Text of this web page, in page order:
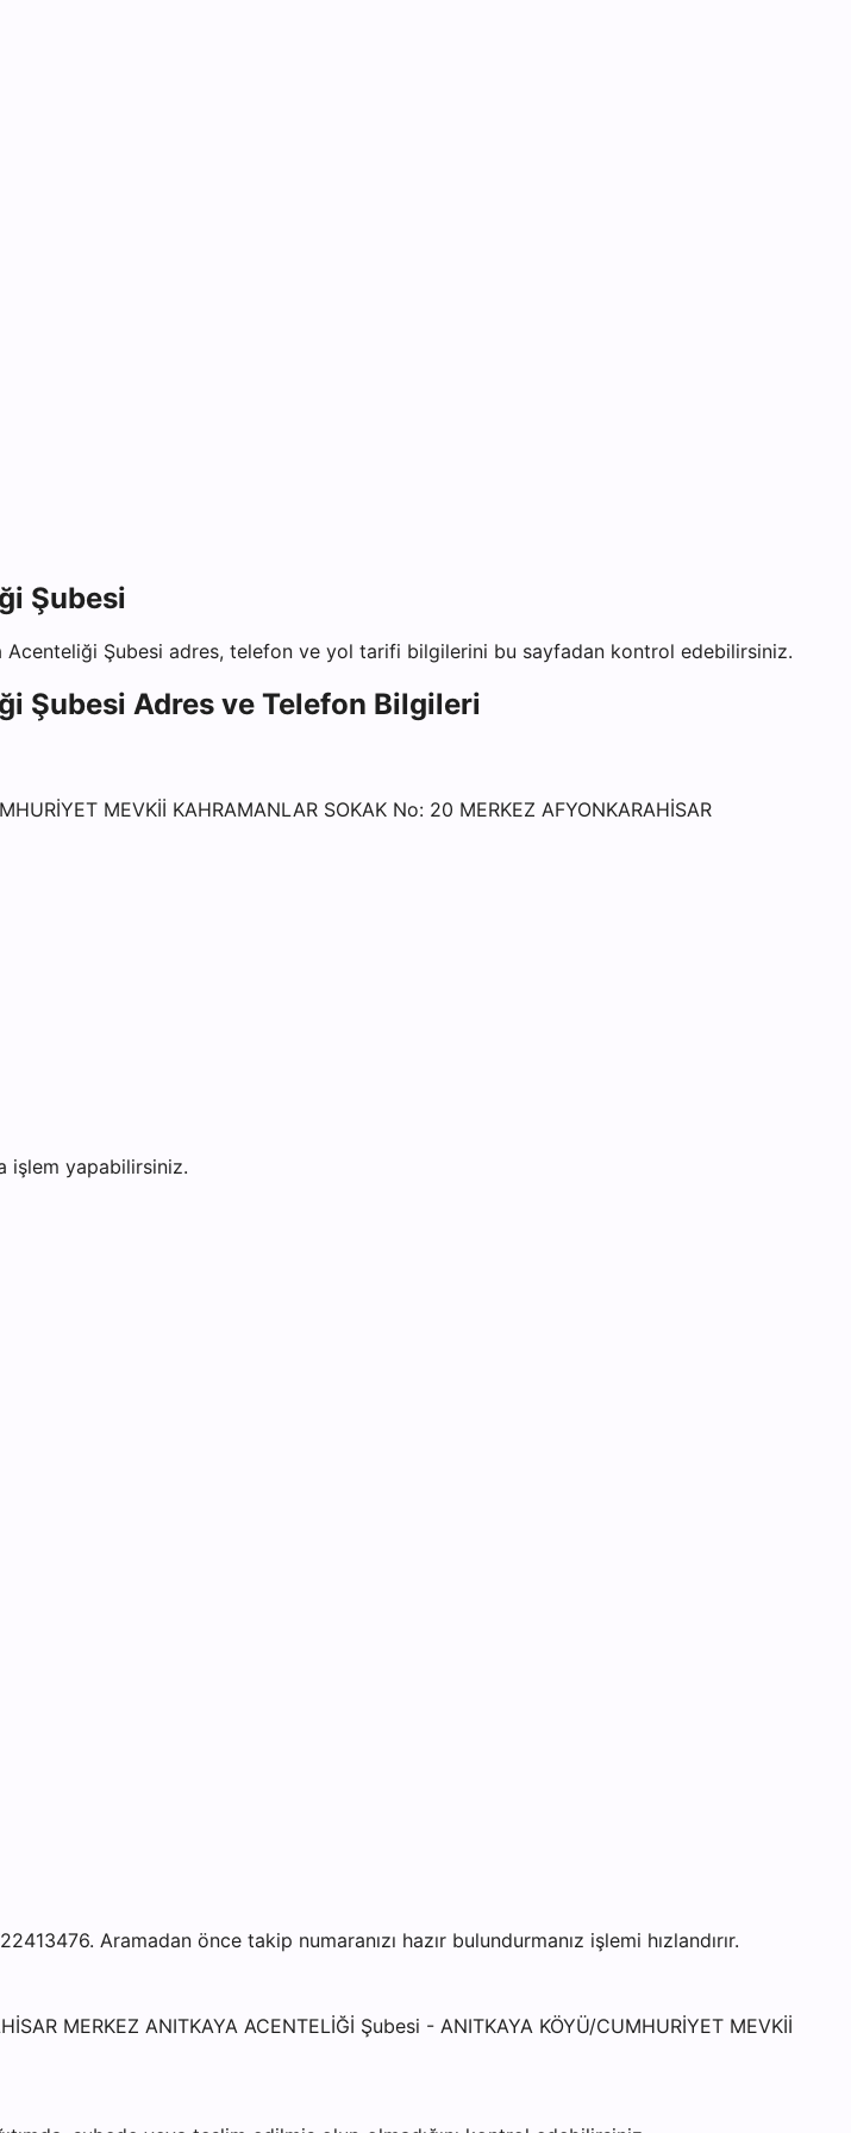
Şubesi
Acenteliği Şubesi adres, telefon ve yol tarifi bilgilerini bu sayfadan kontrol edebilirsiniz.
Şubesi Adres ve Telefon Bilgileri
MEVKİİ KAHRAMANLAR SOKAK No: 20 MERKEZ AFYONKARAHİSAR
işlem yapabilirsiniz.
Aramadan önce takip numaranızı hazır bulundurmanız işlemi hızlandırır.
MERKEZ ANITKAYA ACENTELİĞİ Şubesi - ANITKAYA KÖYÜ/CUMHURİYET MEVKİİ